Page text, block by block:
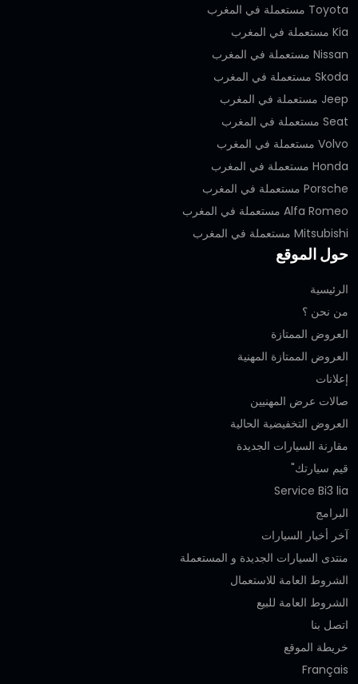
Toyota مستعملة في المغرب
Kia مستعملة في المغرب
Nissan مستعملة في المغرب
Skoda مستعملة في المغرب
Jeep مستعملة في المغرب
Seat مستعملة في المغرب
Volvo مستعملة في المغرب
Honda مستعملة في المغرب
Porsche مستعملة في المغرب
Alfa Romeo مستعملة في المغرب
Mitsubishi مستعملة في المغرب
حول الموقع
الرئيسية
من نحن ؟
العروض الممتازة
العروض الممتازة المهنية‎
إعلانات
صالات عرض المهنيين
العروض التخفيضية الحالية
مقارنة السيارات الجديدة
قيم سيارتك"
Service Bi3 lia
البرامج
آخر أخبار السيارات
منتدى السيارات الجديدة و المستعملة
الشروط العامة للاستعمال
الشروط العامة للبيع
اتصل بنا
خريطة الموقع
Français